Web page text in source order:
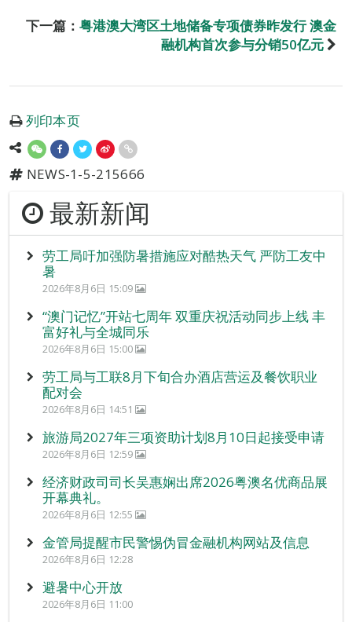
下一篇： 粤港澳大湾区土地储备专项债券昨发行 澳金
融机构首次参与分销50亿元
列印本页
NEWS-1-5-215666
最新新闻
劳工局吁加强防暑措施应对酷热天气 严防工友中
暑
2026年8月6日 15:09
“澳门记忆”开站七周年 双重庆祝活动同步上线 丰
富好礼与全城同乐
2026年8月6日 15:00
劳工局与工联8月下旬合办酒店营运及餐饮职业
配对会
2026年8月6日 14:51
旅游局2027年三项资助计划8月10日起接受申请
2026年8月6日 12:59
经济财政司司长吴惠娴出席2026粤澳名优商品展
开幕典礼。
2026年8月6日 12:55
金管局提醒市民警惕伪冒金融机构网站及信息
2026年8月6日 12:28
避暑中心开放
2026年8月6日 11:00